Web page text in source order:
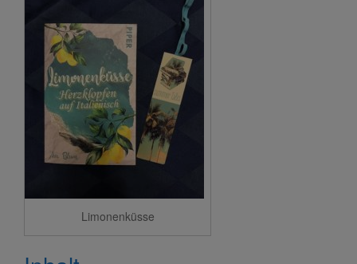
Limonenküsse